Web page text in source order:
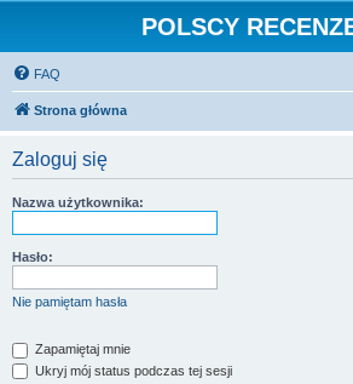
POLSCY
FAQ
Strona główna
Zaloguj się
Nazwa użytkownika:
Hasło:
Nie pamiętam hasła
Zapamiętaj mnie
Ukryj mój status podczas tej sesji